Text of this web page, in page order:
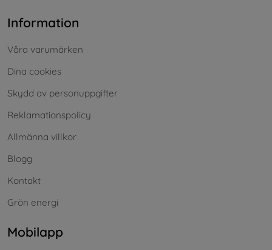
Information
Våra varumärken
Dina cookies
Skydd av personuppgifter
Reklamationspolicy
Allmänna villkor
Blogg
Kontakt
Grön energi
Mobilapp